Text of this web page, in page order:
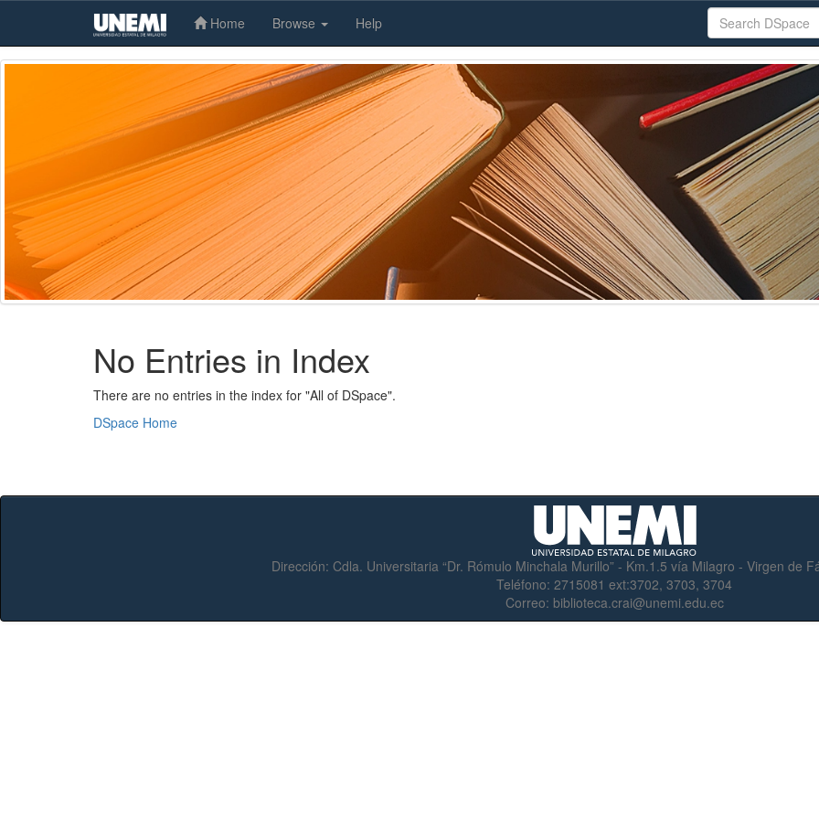
Skip
Home Browse Help
No Entries in Index
There are no entries in the index for "All of DSpace".
DSpace Home
Dirección: Cdla. Universitaria “Dr. Rómulo Minchala Murillo” - Km.1.5 vía Milagro - Virgen de
Teléfono: 2715081 ext:3702, 3703, 3704
Correo: biblioteca.crai@unemi.edu.ec